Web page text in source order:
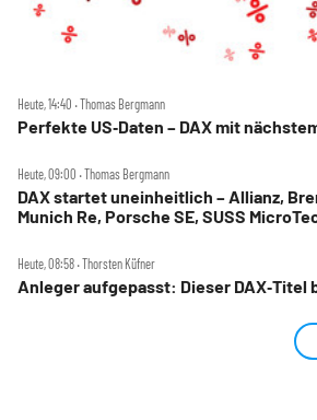
Heute, 14:40 ‧ Thomas Bergmann
Perfekte US‑Daten – DAX mit
Heute, 09:00 ‧ Thomas Bergmann
DAX startet uneinheitlich – Allianz,
Munich Re, Porsche SE, SUSS
Heute, 08:58 ‧ Thorsten Küfner
Anleger aufgepasst: Dieser DAX‑Titel